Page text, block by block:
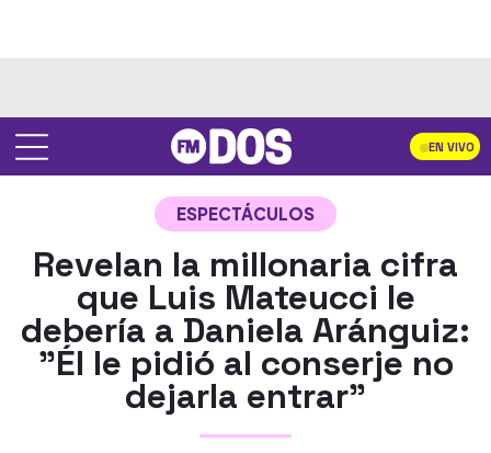
EN VIVO
ESPECTÁCULOS
Revelan la millonaria cifra
que Luis Mateucci le
debería a Daniela Aránguiz:
"Él le pidió al conserje no
dejarla entrar"